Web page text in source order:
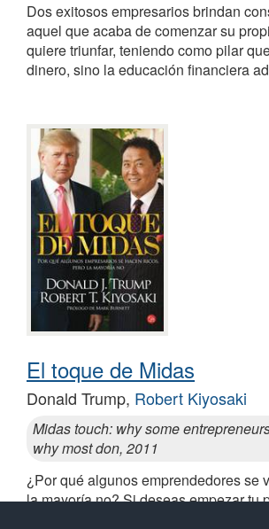
Dos exitosos empresarios brindan
aquel que acaba de comenzar su
quiere triunfar, teniendo como pilar
dinero, sino la educación financiera
El toque de Midas
Donald Trump, Robert Kiyosaki
Midas touch: why some
why most don, 2011
¿Por qué algunos emprendedores se
la mayoría no? Si deseas empezar tu